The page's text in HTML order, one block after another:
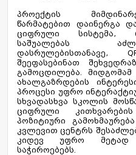
პროექტის
წარმატებით დაინერგა
ციფრული სისტემა,
საშუალებას
დასრულებისთანავე,
შეეფასებინათ
გამოცდილება.
ახალგაზრდების
პროცესი უფრო
სხვადასხვა სკოლის
ციფრული
პოზიტიური
კვლევით ცენტრს
კიდევ უფრო მეტად
საჭიროებებს.